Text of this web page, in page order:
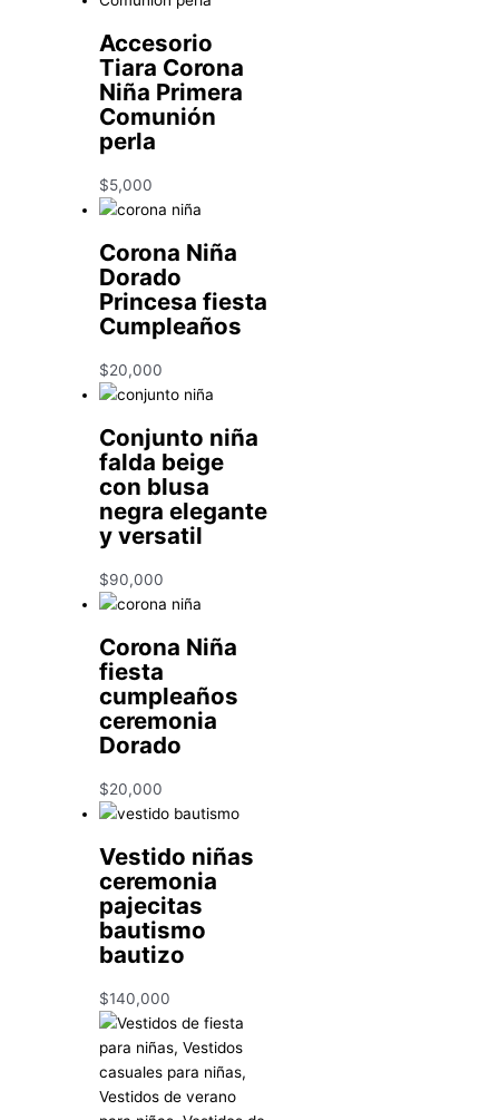
Accesorio
Tiara Corona
Niña Primera
Comunión
perla
$5,000
Corona Niña
Dorado
Princesa fiesta
Cumpleaños
$20,000
Conjunto niña
falda beige
con blusa
negra elegante
y versatil
$90,000
Corona Niña
fiesta
cumpleaños
ceremonia
Dorado
$20,000
Vestido niñas
ceremonia
pajecitas
bautismo
bautizo
$140,000